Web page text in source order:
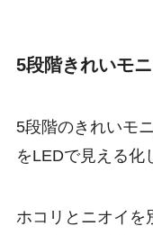
5段階きれいモ
5段階のきれいモ
をLEDで見える化
ホコリとニオイを